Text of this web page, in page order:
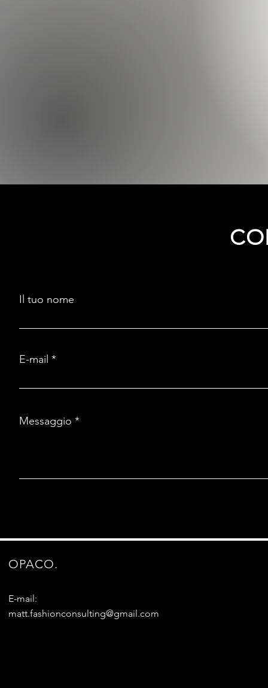
Il tuo nome
E-mail
Messaggio
OPACO.
E-mail:
matt.fashionconsulting@gmail.com